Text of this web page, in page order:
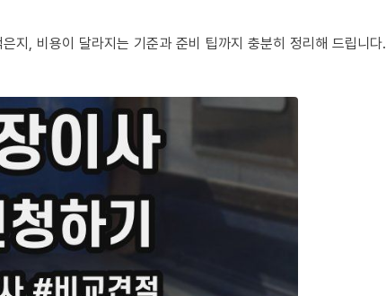
지, 비용이 달라지는 기준과 준비 팁까지 충분히 정리해 드립니다.